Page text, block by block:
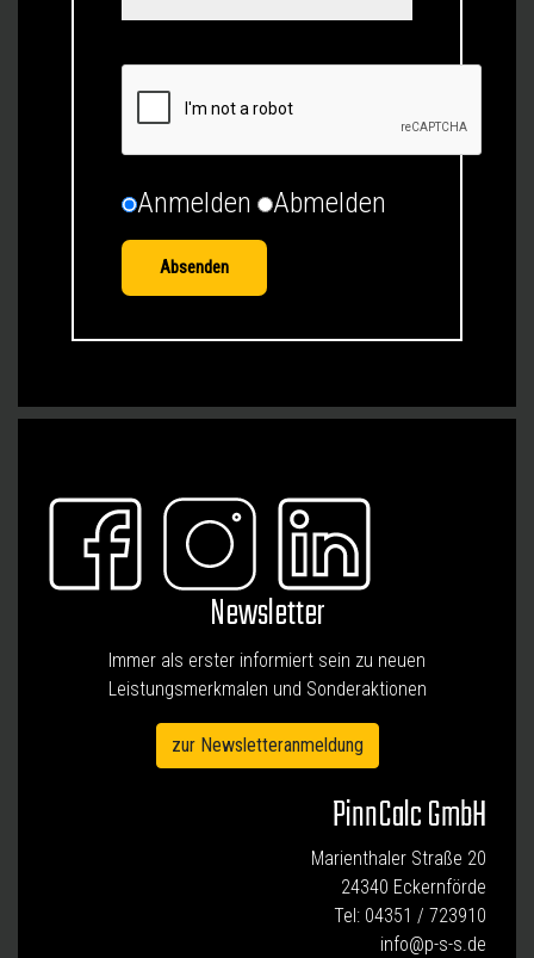
Anmelden Abmelden
Absenden
Newsletter
Immer als erster informiert sein zu neuen
Leistungsmerkmalen und Sonderaktionen
zur Newsletteranmeldung
PinnCalc GmbH
Marienthaler Straße 20
24340 Eckernförde
Tel: 04351 / 723910
info@p-s-s.de